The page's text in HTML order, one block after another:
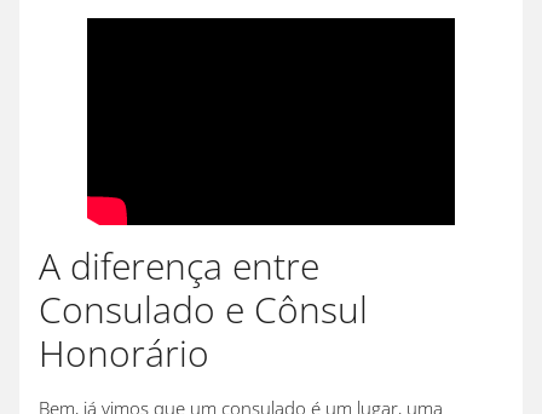
A diferença entre
Consulado e Cônsul
Honorário
Bem, já vimos que um consulado é um lugar, uma